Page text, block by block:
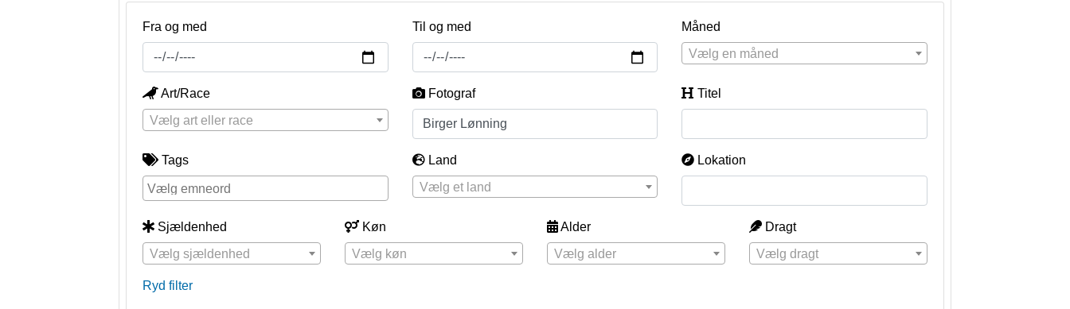
Fra og med Til og med
Måned
Vælg en måned
Art/Race
Vælg art eller race
Fotograf Titel
Tags
Land
Vælg et land
Lokation
Sjældenhed
Vælg sjældenhed
Køn
Vælg køn
Alder
Vælg alder
Dragt
Vælg dragt
Ryd filter